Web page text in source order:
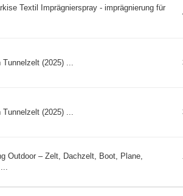
Textil Imprägnierspray - imprägnierung für
(2025) ...
(2025) ...
Outdoor – Zelt, Dachzelt, Boot, Plane,